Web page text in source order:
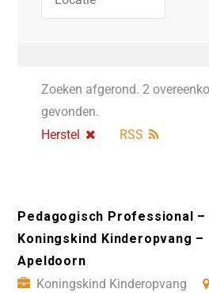
Zoeken afgerond. 2
gevonden.
Herstel
RSS
Pedagogisch Professional –
Koningskind Kinderopvang –
Apeldoorn
Koningskind Kinderopvang